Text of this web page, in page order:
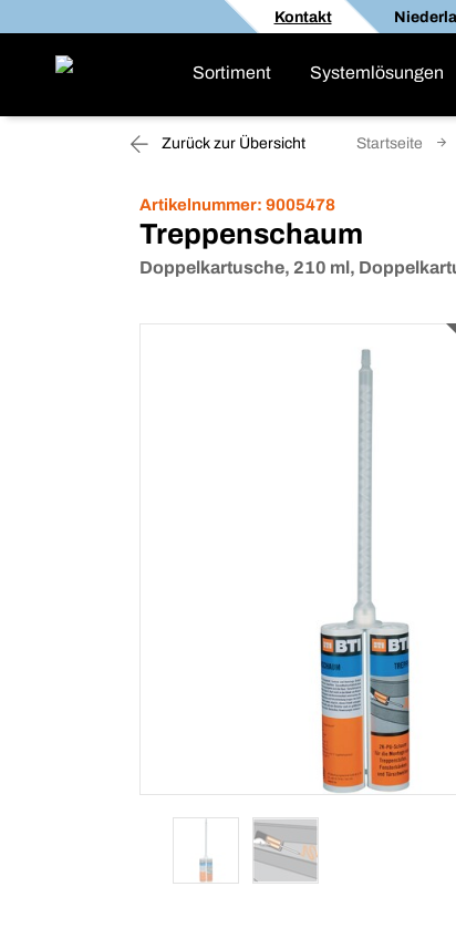
Kontakt
Sortiment Systemlösungen
Zurück zur Übersicht Startseite
Artikelnummer: 9005478
Treppenschaum
Doppelkartusche, 210 ml,